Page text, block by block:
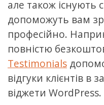
але також існують
допоможуть вам
професійно.
повністю
Testimonials
відгуки клієнтів в
віджети WordPress.